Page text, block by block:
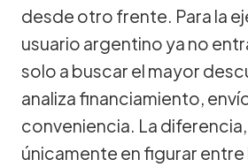
desde otro frente. Para la
usuario argentino ya no
solo a buscar el mayor
analiza financiamiento,
conveniencia. La
únicamente en figurar